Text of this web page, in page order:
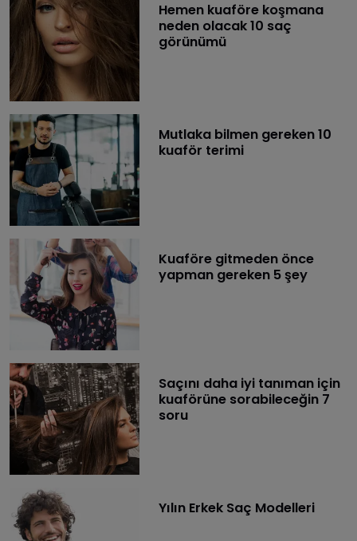
​Hemen kuaföre koşmana
neden olacak 10 saç
görünümü
​Mutlaka bilmen gereken 10
kuaför terimi
​Kuaföre gitmeden önce
yapman gereken 5 şey
​Saçını daha iyi tanıman için
kuaförüne sorabileceğin 7
soru
Yılın Erkek Saç Modelleri